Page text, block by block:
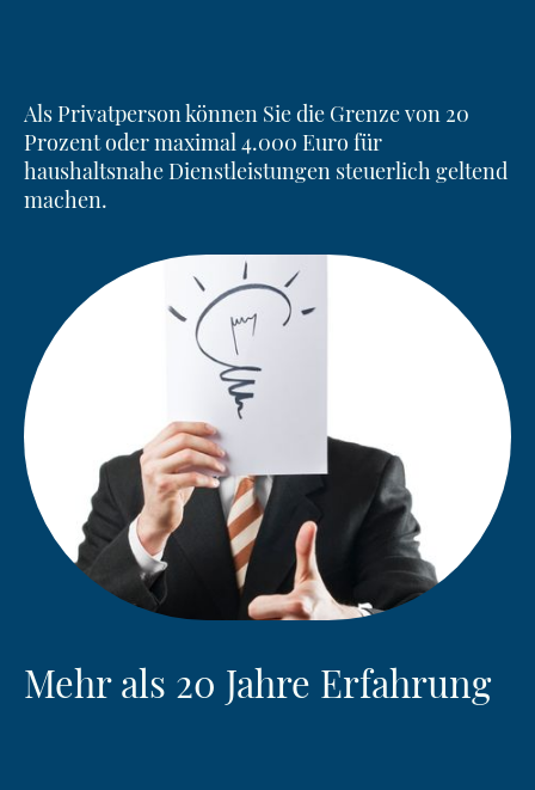
Als Privatperson können Sie die Grenze von 20
Prozent oder maximal 4.000 Euro für
haushaltsnahe Dienstleistungen steuerlich geltend
machen.
Mehr als 20 Jahre Erfahrung